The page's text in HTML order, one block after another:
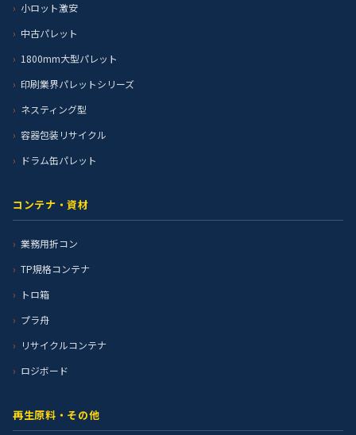
小ロット激安
中古パレット
1800mm大型パレット
印刷業界パレットシリーズ
ネスティング型
容器包装リサイクル
ドラム缶パレット
コンテナ・資材
業務用折コン
TP規格コンテナ
トロ箱
プラ舟
リサイクルコンテナ
ロジボード
再生原料・その他